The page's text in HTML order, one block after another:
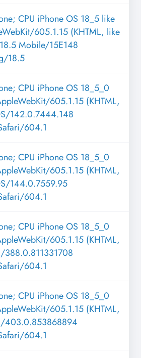
CPU iPhone OS 18_5 like
605.1.15 (KHTML, like
Mobile/15E148
18.5
CPU iPhone OS 18_5_0
605.1.15 (KHTML,
142.0.7444.148
604.1
CPU iPhone OS 18_5_0
605.1.15 (KHTML,
144.0.7559.95
604.1
CPU iPhone OS 18_5_0
605.1.15 (KHTML,
604.1
CPU iPhone OS 18_5_0
605.1.15 (KHTML,
403.0.853868894
604.1